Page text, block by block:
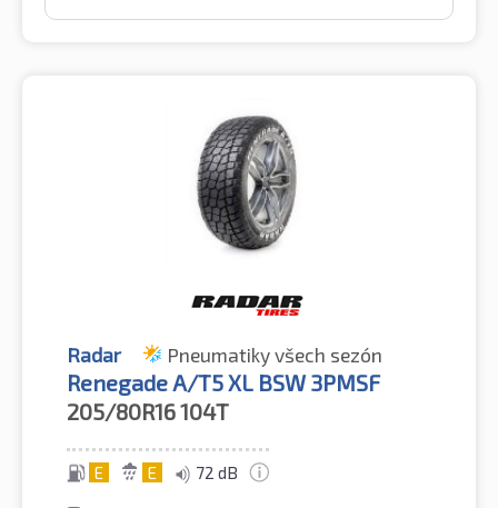
Radar Pneumatiky všech sezón
Renegade A/T5 XL BSW 3PMSF
205/80R16104T
E E 72 dB